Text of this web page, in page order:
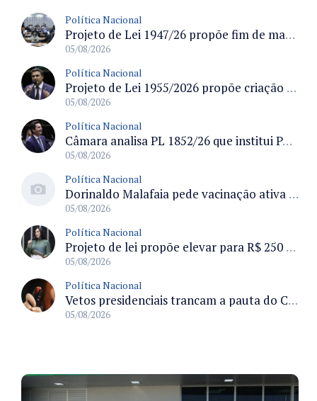
Política Nacional
Projeto de Lei 1947/26 propõe fim de margens para cartão de crédito e consignado do INSS
05/08/2026
Política Nacional
Projeto de Lei 1955/2026 propõe criação de geração livre de fumo ao restringir venda de vapes a nascidos desde 1º de janeiro de 2009
05/08/2026
Política Nacional
Câmara analisa PL 1852/26 que institui Política Nacional de Gestão de Desempenho e Eficiência para servidores públicos
05/08/2026
Política Nacional
Dorinaldo Malafaia pede vacinação ativa ao Ministério da Saúde para reverter queda na cobertura vacinal no Brasil
05/08/2026
Política Nacional
Projeto de lei propõe elevar para R$ 250 mil limite de isenção do IPI para pessoas com deficiência e autismo
05/08/2026
Política Nacional
Vetos presidenciais trancam a pauta do Congresso com 87 itens pendentes e incluem trechos do Orçamento de 2026
05/08/2026